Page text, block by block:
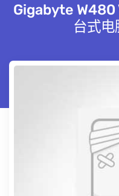
Gigabyte W480
台式电